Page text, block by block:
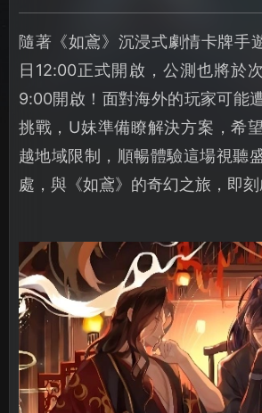
隨著《如鳶》沉浸式劇情卡牌手
日12:00正式開啟，公測也將於
9:00開啟！面對海外的玩家可能
挑戰，U妹準備瞭解決方案，希
越地域限制，順暢體驗這場視聽
處，與《如鳶》的奇幻之旅，即刻